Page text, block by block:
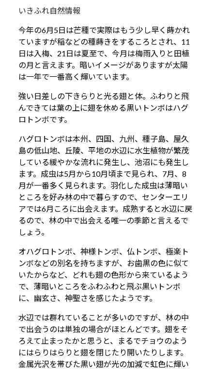
いきふれ自然情報
今年の6月5日は芒種で実際はもう少し早く蒔かれ
ていますが稲などの種蒔きをするころとされ、11
日は入梅、21日は夏至で、今月は梅雨入りと田植
の月と言えます。暗いイメージがありますが太陽
は一年で一番高く輝いています。
強い日差しの下きらりと光る翅と体。ふわりと飛
んできては葉の上に翅を休める黒いトンボはハグ
ロトンボです。
ハグロトンボは本州、四国、九州、種子島、屋久
島の低山地、丘陵、平地の水辺に水生植物が繁茂
している緩やかな流れに発生し、池沼にも発生し
ます。成虫は5月から10月頃まで見られ、7月、8
月が一番多く見られます。羽化した成虫は薄暗い
ところを好み林の中で暮らすので、センターエリ
アでは6月ころに出会えます。成熟すると水辺に戻
るので、林の中で出会える唯一の季節と言えるで
しょう。
オハグロトンボ、神様トンボ、仏トンボ、極楽ト
ンボなどの別名を持ちますが、お歯黒の色に似て
いたからなど、どれも翅の色形から来ているよう
で、薄暗いところをふわふわと飛ぶ黒いトンボ
に、幽玄さ、神聖さを感じたようです。
水辺では群れていることが多いのですが、林の中
で出会うのは単独の場合がほとんどです。翅をそ
ろえて止まったかと思うと、まるでチョウのよう
にはらりはらりと翅を閉じたり開いたりします。
金属光沢を帯びた黒い翅が光の加減で虹色に輝い